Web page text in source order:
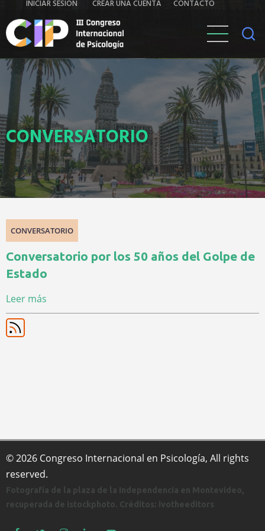
al
contenido
principal
Contacto
CONTACTO
Iniciar
sesión
INICIAR SESIÓN CREAR UNA CUENTA
CONVERSATORIO
CONVERSATORIO
Conversatorio por los 50 años del Golpe de
Estado
Leer más
© 2026 Congreso Internacional en Psicología, All rights
reserved.
Fotografía de la plaza de la Independencia en Montevideo,
recuperada de istockphoto. Créditos: ivotheeditors